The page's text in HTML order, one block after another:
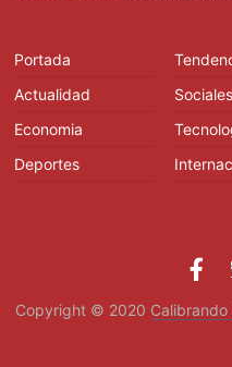
Portada
Actualidad
Economia
Deportes
Sociales
Copyright © 2020